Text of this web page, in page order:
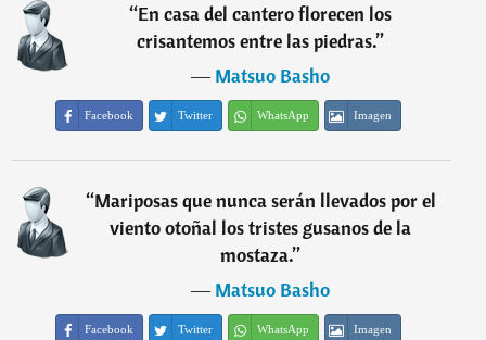
“En casa del cantero florecen los
crisantemos entre las piedras.”
―Matsuo Basho
Facebook Twitter WhatsApp Imagen
“Mariposas que nunca serán llevados por el
viento otoñal los tristes gusanos de la
mostaza.”
―Matsuo Basho
Facebook Twitter WhatsApp Imagen